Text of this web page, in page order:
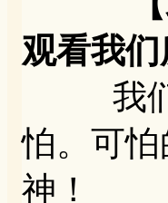
观看我们
我们跌
怕。可
神！